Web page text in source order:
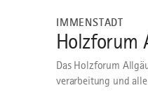
IMMENSTADT
Holzforum
Das Holzforum
verarbeitung und